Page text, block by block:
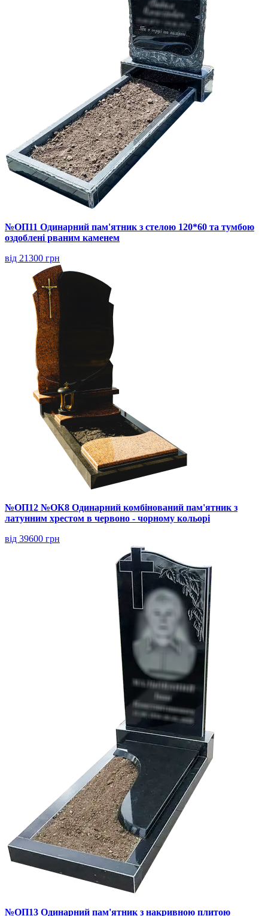
№ОП11 Одинарний пам'ятник з стелою 120*60 та тумбою
оздоблені рваним каменем
від 21300 грн
№ОП12 №ОК8 Одинарний комбінований пам'ятник з
латунним хрестом в червоно - чорному кольорі
від 39600 грн
№ОП13 Одинарний пам'ятник з накривною плитою